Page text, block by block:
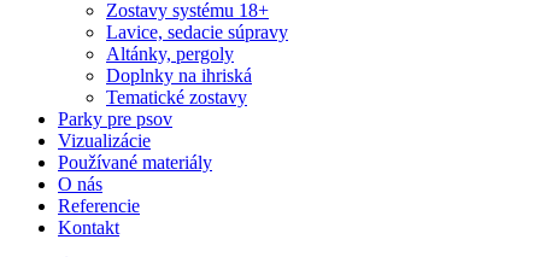
Zostavy systému 18+
Lavice, sedacie súpravy
Altánky, pergoly
Doplnky na ihriská
Tematické zostavy
Parky pre psov
Vizualizácie
Používané materiály
O nás
Referencie
Kontakt